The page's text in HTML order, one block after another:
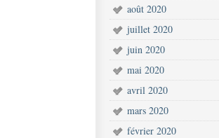
août 2020
juillet 2020
juin 2020
mai 2020
avril 2020
mars 2020
février 2020